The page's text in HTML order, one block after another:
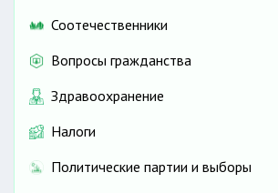
Соотечественники
Вопросы гражданства
Здравоохранение
Налоги
Политические партии и выборы